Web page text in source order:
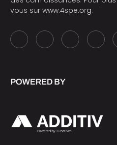
vous sur www.4spe.org.
POWERED BY